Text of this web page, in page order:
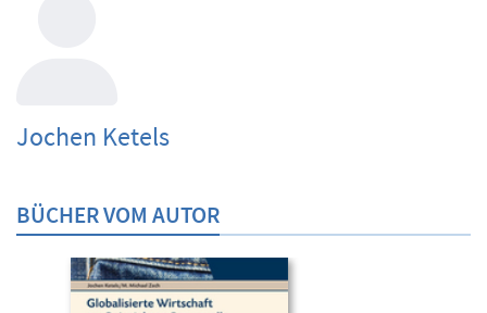
Jochen Ketels
BÜCHER VOM AUTOR